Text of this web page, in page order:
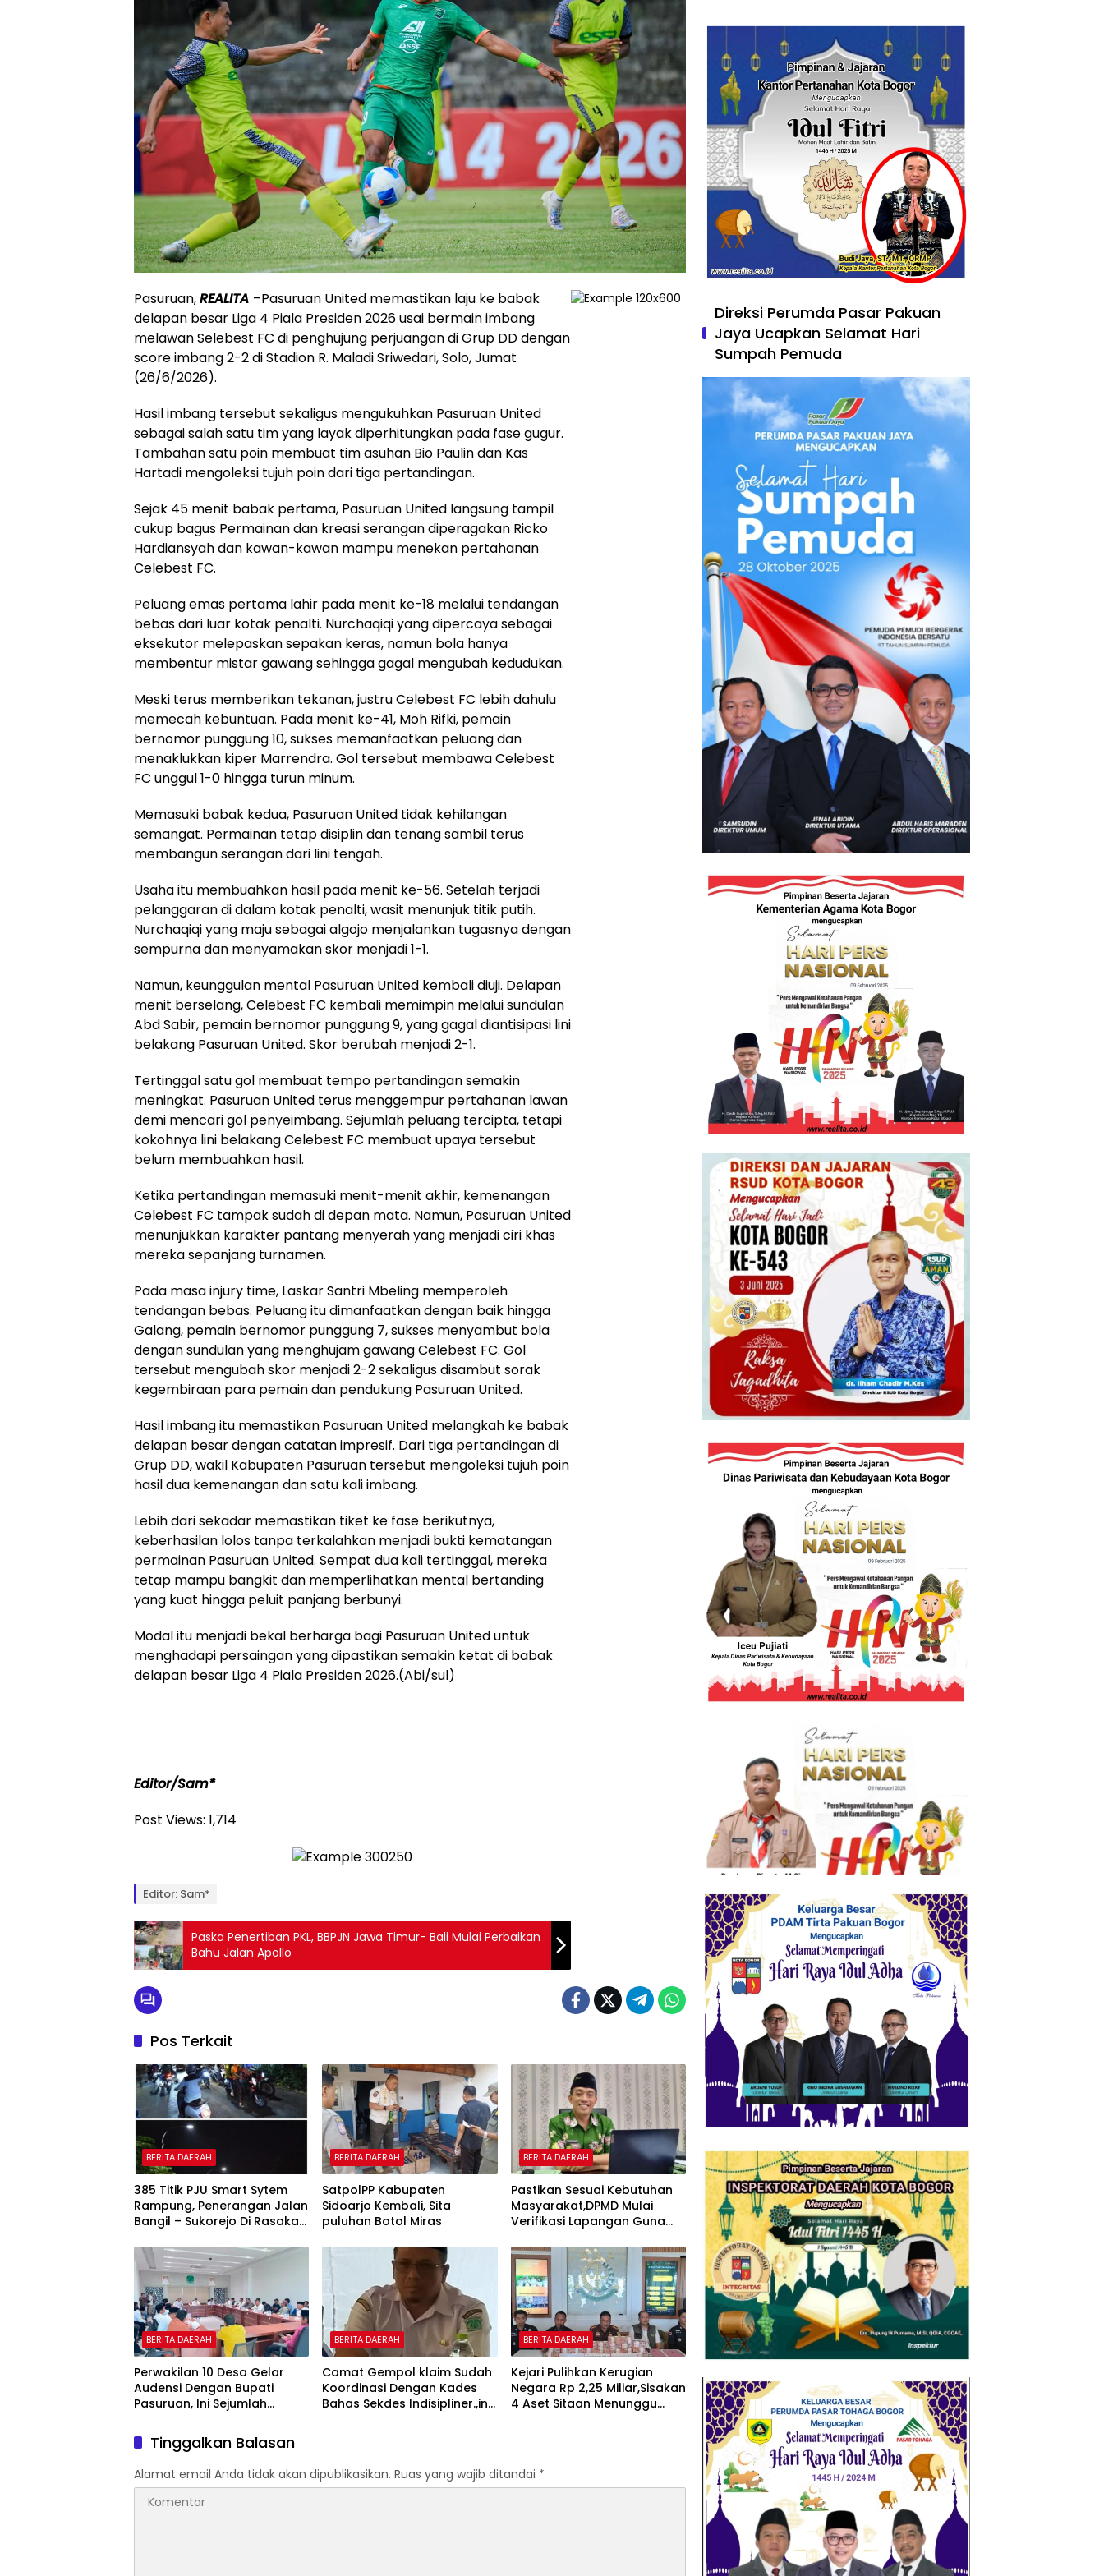
Pasuruan,REALITA –Pasuruan United memastikan laju ke babak
delapan besar Liga 4 Piala Presiden 2026 usai bermain imbang
melawan Selebest FC di penghujung perjuangan di Grup DD dengan
score imbang 2-2 di Stadion R. Maladi Sriwedari, Solo, Jumat
(26/6/2026).
Hasil imbang tersebut sekaligus mengukuhkan Pasuruan United
sebagai salah satu tim yang layak diperhitungkan pada fase gugur.
Tambahan satu poin membuat tim asuhan Bio Paulin dan Kas
Hartadi mengoleksi tujuh poin dari tiga pertandingan.
Sejak 45 menit babak pertama, Pasuruan United langsung tampil
cukup bagus Permainan dan kreasi serangan diperagakan Ricko
Hardiansyah dan kawan-kawan mampu menekan pertahanan
Celebest FC.
Peluang emas pertama lahir pada menit ke-18 melalui tendangan
bebas dari luar kotak penalti. Nurchaqiqi yang dipercaya sebagai
eksekutor melepaskan sepakan keras, namun bola hanya
membentur mistar gawang sehingga gagal mengubah kedudukan.
Meski terus memberikan tekanan, justru Celebest FC lebih dahulu
memecah kebuntuan. Pada menit ke-41, Moh Rifki, pemain
bernomor punggung 10, sukses memanfaatkan peluang dan
menaklukkan kiper Marrendra. Gol tersebut membawa Celebest
FC unggul 1-0 hingga turun minum.
Memasuki babak kedua, Pasuruan United tidak kehilangan
semangat. Permainan tetap disiplin dan tenang sambil terus
membangun serangan dari lini tengah.
Usaha itu membuahkan hasil pada menit ke-56. Setelah terjadi
pelanggaran di dalam kotak penalti, wasit menunjuk titik putih.
Nurchaqiqi yang maju sebagai algojo menjalankan tugasnya dengan
sempurna dan menyamakan skor menjadi 1-1.
Namun, keunggulan mental Pasuruan United kembali diuji. Delapan
menit berselang, Celebest FC kembali memimpin melalui sundulan
Abd Sabir, pemain bernomor punggung 9, yang gagal diantisipasi lini
belakang Pasuruan United. Skor berubah menjadi 2-1.
Tertinggal satu gol membuat tempo pertandingan semakin
meningkat. Pasuruan United terus menggempur pertahanan lawan
demi mencari gol penyeimbang. Sejumlah peluang tercipta, tetapi
kokohnya lini belakang Celebest FC membuat upaya tersebut
belum membuahkan hasil.
Ketika pertandingan memasuki menit-menit akhir, kemenangan
Celebest FC tampak sudah di depan mata. Namun, Pasuruan United
menunjukkan karakter pantang menyerah yang menjadi ciri khas
mereka sepanjang turnamen.
Pada masa injury time, Laskar Santri Mbeling memperoleh
tendangan bebas. Peluang itu dimanfaatkan dengan baik hingga
Galang, pemain bernomor punggung 7, sukses menyambut bola
dengan sundulan yang menghujam gawang Celebest FC. Gol
tersebut mengubah skor menjadi 2-2 sekaligus disambut sorak
kegembiraan para pemain dan pendukung Pasuruan United.
Hasil imbang itu memastikan Pasuruan United melangkah ke babak
delapan besar dengan catatan impresif. Dari tiga pertandingan di
Grup DD, wakil Kabupaten Pasuruan tersebut mengoleksi tujuh poin
hasil dua kemenangan dan satu kali imbang.
Lebih dari sekadar memastikan tiket ke fase berikutnya,
keberhasilan lolos tanpa terkalahkan menjadi bukti kematangan
permainan Pasuruan United. Sempat dua kali tertinggal, mereka
tetap mampu bangkit dan memperlihatkan mental bertanding
yang kuat hingga peluit panjang berbunyi.
Modal itu menjadi bekal berharga bagi Pasuruan United untuk
menghadapi persaingan yang dipastikan semakin ketat di babak
delapan besar Liga 4 Piala Presiden 2026.(Abi/sul)
Editor/Sam*
Post Views: 1,714
Editor: Sam*
Paska Penertiban PKL, BBPJN Jawa Timur- Bali Mulai Perbaikan
Bahu Jalan Apollo
Pos Terkait
BERITA DAERAH
385 Titik PJU Smart Sytem
Rampung, Penerangan Jalan
Bangil – Sukorejo Di Rasakan
BERITA DAERAH
SatpolPP Kabupaten
Sidoarjo Kembali, Sita
puluhan Botol Miras
BERITA DAERAH
Pastikan Sesuai Kebutuhan
Masyarakat,DPMD Mulai
Verifikasi Lapangan Guna
BERITA DAERAH
Perwakilan 10 Desa Gelar
Audensi Dengan Bupati
Pasuruan, Ini Sejumlah
BERITA DAERAH
Camat Gempol klaim Sudah
Koordinasi Dengan Kades
Bahas Sekdes Indisipliner.,ini
BERITA DAERAH
Kejari Pulihkan Kerugian
Negara Rp 2,25 Miliar,Sisakan
4 Aset Sitaan Menunggu
Tinggalkan Balasan
Alamat email Anda tidak akan dipublikasikan. Ruas yang wajib ditandai *
Direksi Perumda Pasar Pakuan
Jaya Ucapkan Selamat Hari
Sumpah Pemuda